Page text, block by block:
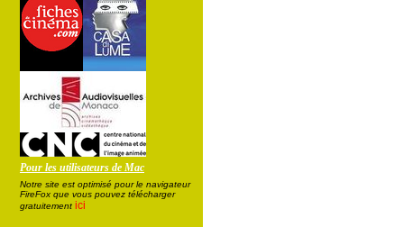
Pour les utilisateurs de Mac
Notre site est optimisé pour le navigateur
FireFox que vous pouvez télécharger
gratuitement ici